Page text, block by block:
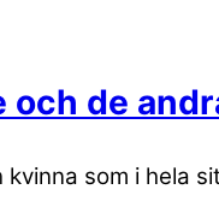
de
kvinna som i hela